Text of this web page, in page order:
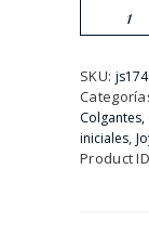
Circonitas
e
Inicial
V.
cantidad
SKU:
iniciales,
Product